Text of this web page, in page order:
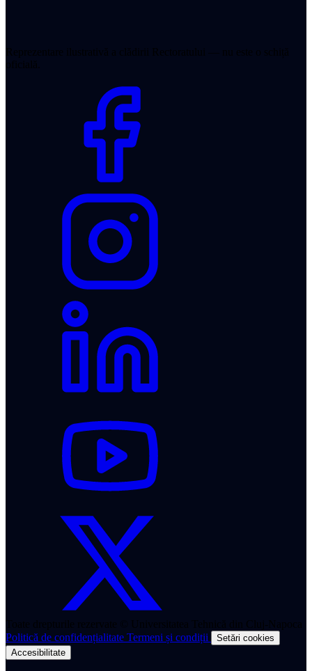
Politică de confidențialitate Termeni și condiții
Setări cookies
Accesibilitate